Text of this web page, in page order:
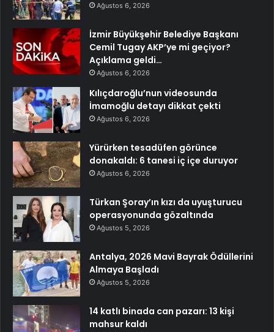
Ağustos 6, 2026
İzmir Büyükşehir Belediye Başkanı
Cemil Tugay AKP’ye mi geçiyor?
Açıklama geldi…
Ağustos 6, 2026
Kılıçdaroğlu’nun videosunda
İmamoğlu detayı dikkat çekti
Ağustos 6, 2026
Yürürken tesadüfen görünce
donakaldı: 6 tanesi iç içe duruyor
Ağustos 6, 2026
Türkan Şoray’ın kızı da uyuşturucu
operasyonunda gözaltında
Ağustos 5, 2026
Antalya, 2026 Mavi Bayrak Ödüllerini
Almaya Başladı
Ağustos 5, 2026
14 katlı binada can pazarı: 13 kişi
mahsur kaldı